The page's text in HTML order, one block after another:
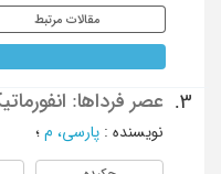
مقالات مرتبط
3. عصر فرداها:
نویسنده : پارسی، م ؛